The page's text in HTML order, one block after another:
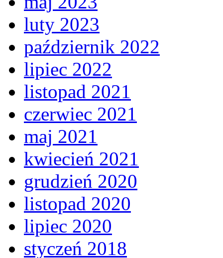
luty 2023
październik 2022
lipiec 2022
listopad 2021
czerwiec 2021
maj 2021
kwiecień 2021
grudzień 2020
listopad 2020
lipiec 2020
styczeń 2018